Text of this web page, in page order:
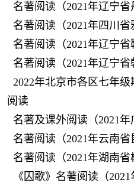
名著阅读（2021年辽宁省
名著阅读（2021年四川省
名著阅读（2021年辽宁省
名著阅读（2021年辽宁省
2022年北京市各区七年
阅读
名著及课外阅读（2021年
名著阅读（2021年云南省
名著阅读（2021年湖南省
《囚歌》名著阅读（2021